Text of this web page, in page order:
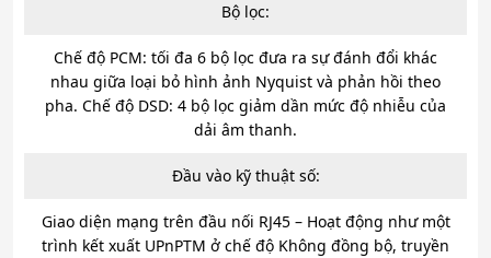
Bộ lọc:
Chế độ PCM: tối đa 6 bộ lọc đưa ra sự đánh đổi khác
nhau giữa loại bỏ hình ảnh Nyquist và phản hồi theo
pha. Chế độ DSD: 4 bộ lọc giảm dần mức độ nhiễu của
dải âm thanh.
Đầu vào kỹ thuật số:
Giao diện mạng trên đầu nối RJ45 – Hoạt động như một
trình kết xuất UPnPTM ở chế độ Không đồng bộ, truyền